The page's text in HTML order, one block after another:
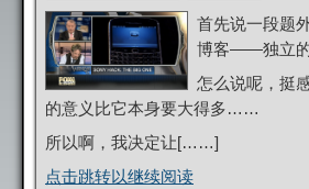
首先说一段题
博客——独立
怎么说呢，挺
的意义比它本身要大得多……
所以啊，我决定让[……]
点击跳转以继续阅读